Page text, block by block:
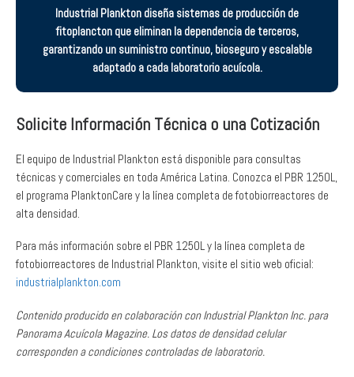
Industrial Plankton diseña sistemas de producción de
fitoplancton que eliminan la dependencia de terceros,
garantizando un suministro continuo, bioseguro y escalable
adaptado a cada laboratorio acuícola.
Solicite Información Técnica o una Cotización
El equipo de Industrial Plankton está disponible para consultas
técnicas y comerciales en toda América Latina. Conozca el PBR 1250L,
el programa PlanktonCare y la línea completa de fotobiorreactores de
alta densidad.
Para más información sobre el PBR 1250L y la línea completa de
fotobiorreactores de Industrial Plankton, visite el sitio web oficial:
industrialplankton.com
Contenido producido en colaboración con Industrial Plankton Inc. para
Panorama Acuícola Magazine. Los datos de densidad celular
corresponden a condiciones controladas de laboratorio.